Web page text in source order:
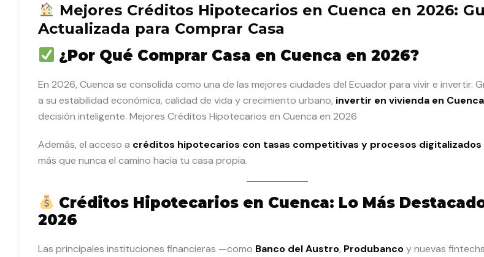
Mejores Créditos Hipotecarios en Cuenca en 2026:
Actualizada para Comprar Casa
¿Por Qué Comprar Casa en Cuenca en 2026?
En 2026, Cuenca se consolida como una de las mejores ciudades del Ecuador para vivir e invertir.
a su estabilidad económica, calidad de vida y crecimiento urbano, invertir en vivienda en Cuenca
decisión inteligente. Mejores Créditos Hipotecarios en Cuenca en 2026
Además, el acceso a créditos hipotecarios con tasas competitivas y procesos digitalizados
más que nunca el camino hacia tu casa propia.
Créditos Hipotecarios en Cuenca: Lo Más
2026
Las principales instituciones financieras —como Banco del Austro, Produbancoy nuevas fintechs